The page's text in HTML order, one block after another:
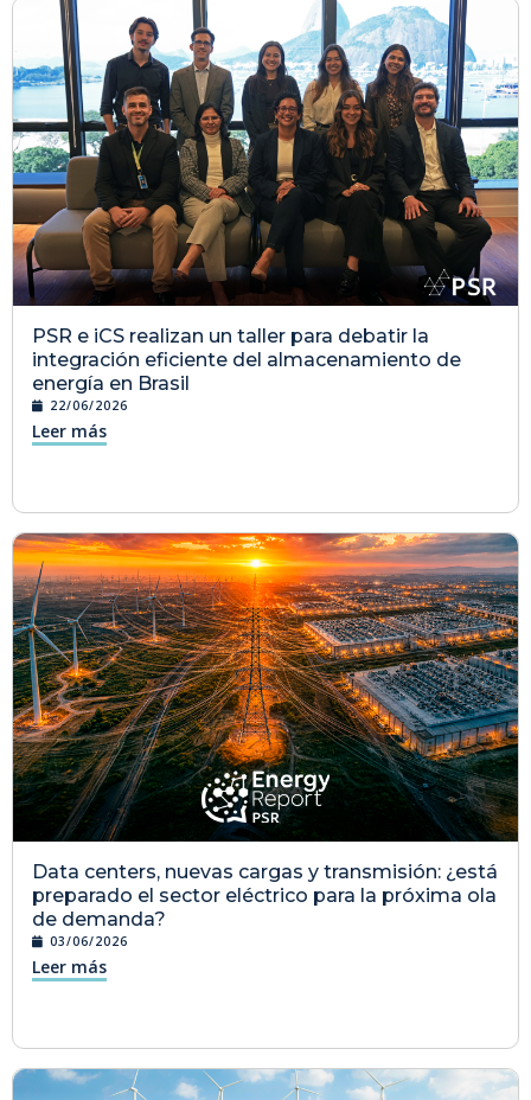
PSR e iCS realizan un taller para debatir la
integración eficiente del almacenamiento de
energía en Brasil
22/06/2026
Leer más
Data centers, nuevas cargas y transmisión: ¿está
preparado el sector eléctrico para la próxima ola
de demanda?
03/06/2026
Leer más